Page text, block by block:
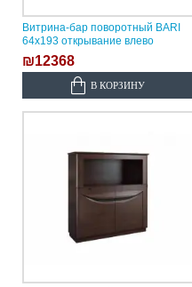
Витрина-бар поворотный BARI
64х193 открывание влево
₪12368
В КОРЗИНУ